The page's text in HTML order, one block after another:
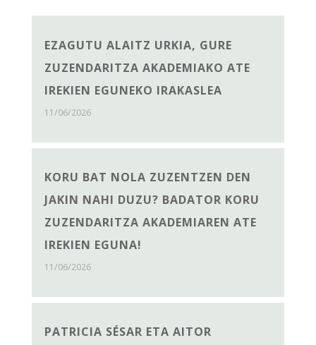
EZAGUTU ALAITZ URKIA, GURE
ZUZENDARITZA AKADEMIAKO ATE
IREKIEN EGUNEKO IRAKASLEA
11/06/2026
KORU BAT NOLA ZUZENTZEN DEN
JAKIN NAHI DUZU? BADATOR KORU
ZUZENDARITZA AKADEMIAREN ATE
IREKIEN EGUNA!
11/06/2026
PATRICIA SÉSAR ETA AITOR